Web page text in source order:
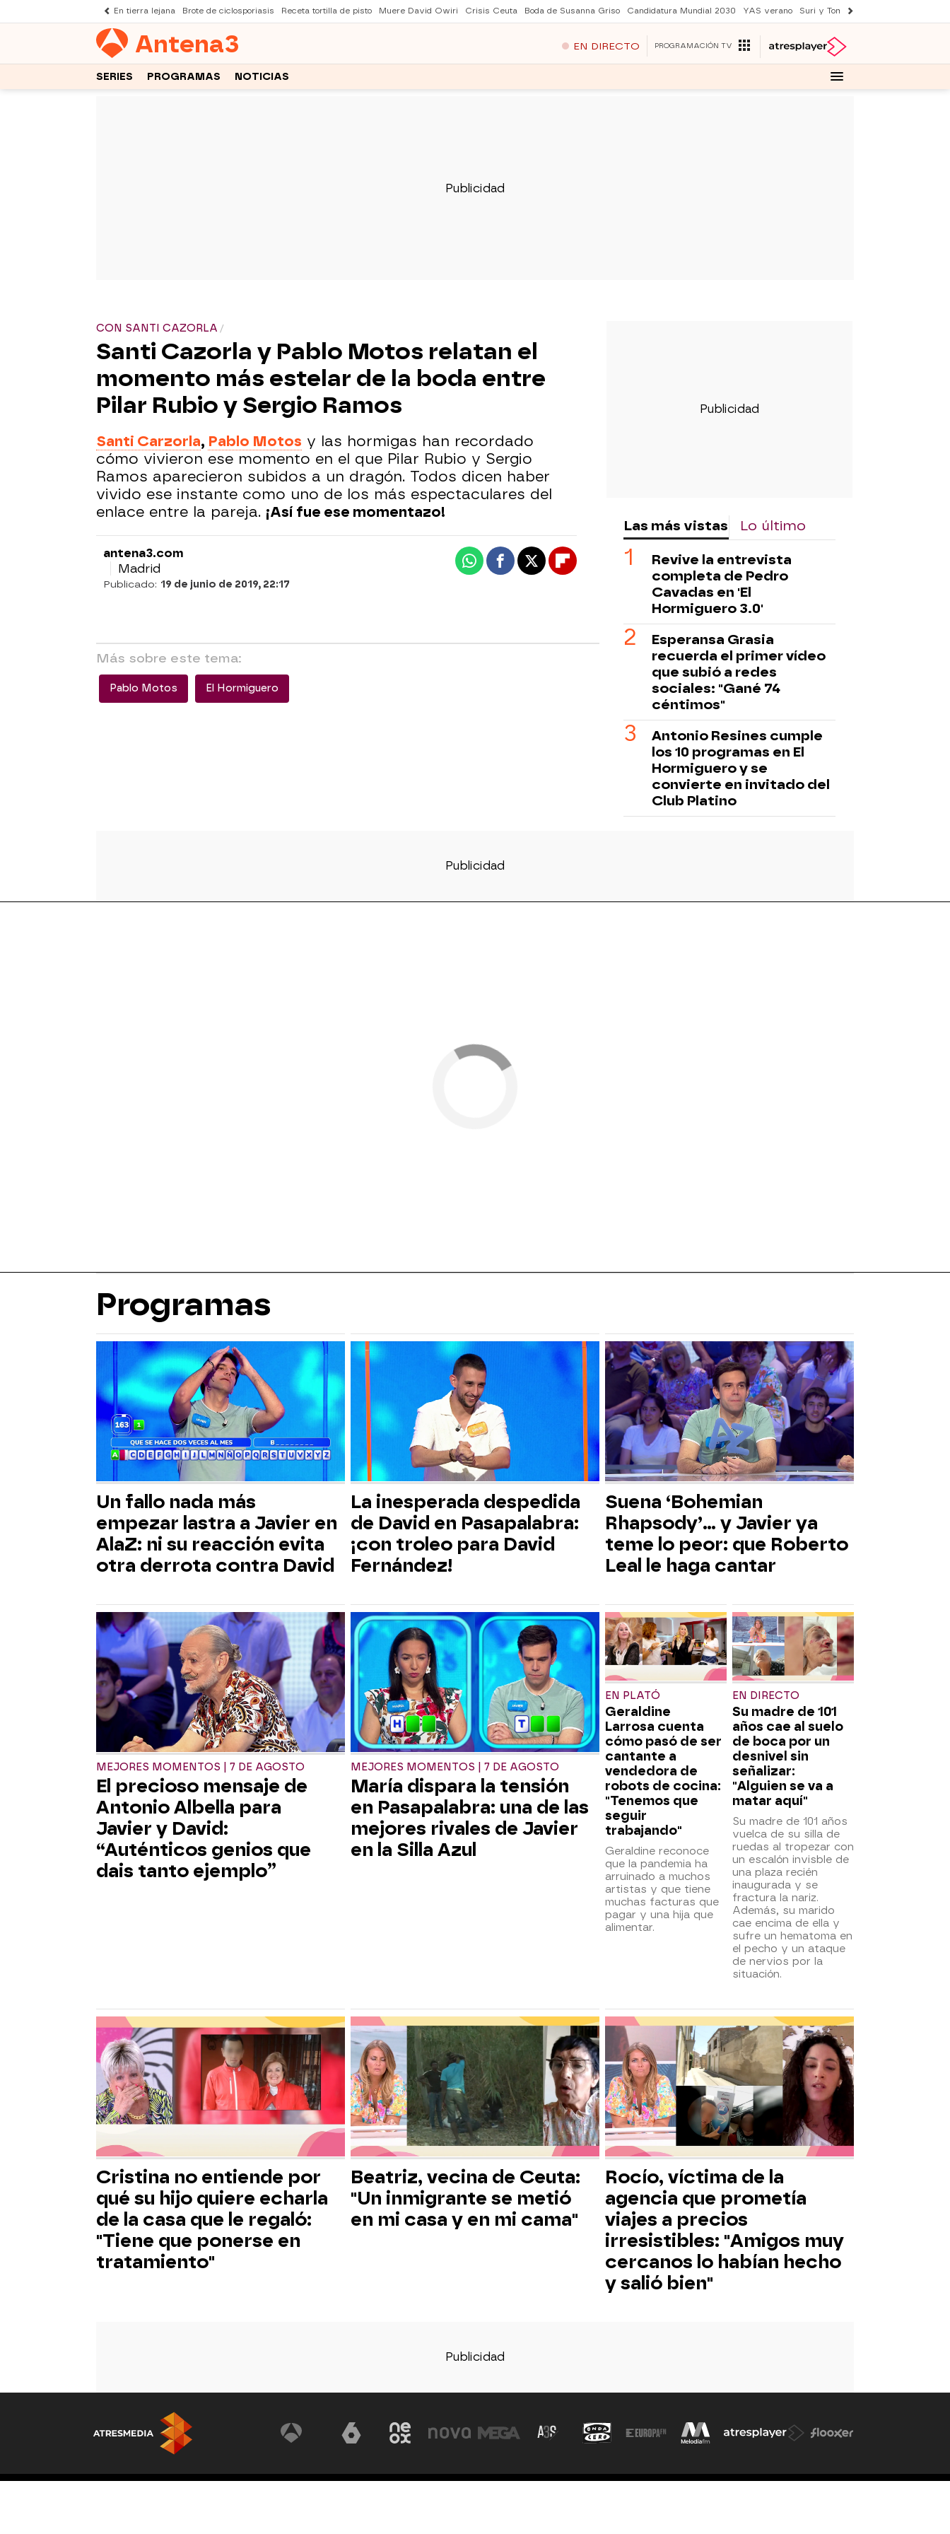
En tierra lejana Brote de ciclosporiasis Receta tortilla de pisto Muere David Owiri Crisis Ceuta Boda de Susanna Griso Candidatura Mundial 2030 YAS verano Suri y Tom Cruise
Antena3 EN DIRECTO PROGRAMACIÓN TV
SERIES PROGRAMAS NOTICIAS
CON SANTI CAZORLA
Santi Cazorla y Pablo Motos relatan el
momento más estelar de la boda entre
Pilar Rubio y Sergio Ramos
Santi Carzorla, Pablo Motos y las hormigas han recordado
cómo vivieron ese momento en el que Pilar Rubio y Sergio
Ramos aparecieron subidos a un dragón. Todos dicen haber
vivido ese instante como uno de los más espectaculares del
enlace entre la pareja. ¡Así fue ese momentazo!
antena3.com
Madrid
Publicado: 19 de junio de 2019, 22:17
WhatsappFacebook
X Flipboard
Más sobre este tema:
Pablo Motos El Hormiguero
Las más vistas Lo último
Revive la entrevista
completa de Pedro
Cavadas en 'El
Hormiguero 3.0'
Esperansa Grasia
recuerda el primer vídeo
que subió a redes
sociales: "Gané 74
céntimos"
Antonio Resines cumple
los 10 programas en El
Hormiguero y se
convierte en invitado del
Club Platino
Programas
Un fallo nada más
empezar lastra a Javier en
AlaZ: ni su reacción evita
otra derrota contra David
La inesperada despedida
de David en Pasapalabra:
¡con troleo para David
Fernández!
Suena ‘Bohemian
Rhapsody’... y Javier ya
teme lo peor: que Roberto
Leal le haga cantar
MEJORES MOMENTOS | 7 DE AGOSTO
El precioso mensaje de
Antonio Albella para
Javier y David:
“Auténticos genios que
dais tanto ejemplo”
MEJORES MOMENTOS | 7 DE AGOSTO
María dispara la tensión
en Pasapalabra: una de las
mejores rivales de Javier
en la Silla Azul
EN PLATÓ
Geraldine
Larrosa cuenta
cómo pasó de ser
cantante a
vendedora de
robots de cocina:
"Tenemos que
seguir
trabajando"
Geraldine reconoce
que la pandemia ha
arruinado a muchos
artistas y que tiene
muchas facturas que
pagar y una hija que
alimentar.
EN DIRECTO
Su madre de 101
años cae al suelo
de boca por un
desnivel sin
señalizar:
"Alguien se va a
matar aquí"
Su madre de 101 años
vuelca de su silla de
ruedas al tropezar con
un escalón invisble de
una plaza recién
inaugurada y se
fractura la nariz.
Además, su marido
cae encima de ella y
sufre un hematoma en
el pecho y un ataque
de nervios por la
situación.
Cristina no entiende por
qué su hijo quiere echarla
de la casa que le regaló:
"Tiene que ponerse en
tratamiento"
Beatriz, vecina de Ceuta:
"Un inmigrante se metió
en mi casa y en mi cama"
Rocío, víctima de la
agencia que prometía
viajes a precios
irresistibles: "Amigos muy
cercanos lo habían hecho
y salió bien"